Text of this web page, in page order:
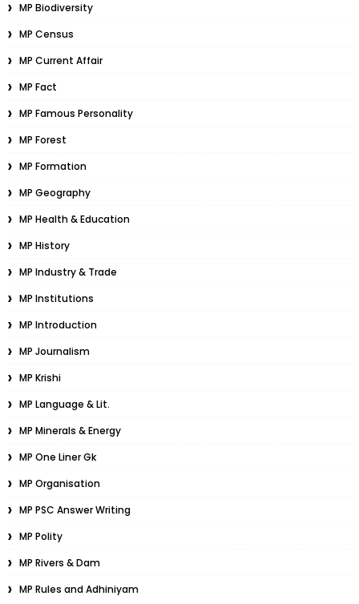
MP Biodiversity
MP Census
MP Current Affair
MP Fact
MP Famous Personality
MP Forest
MP Formation
MP Geography
MP Health & Education
MP History
MP Industry & Trade
MP Institutions
MP Introduction
MP Journalism
MP Krishi
MP Language & Lit.
MP Minerals & Energy
MP One Liner Gk
MP Organisation
MP PSC Answer Writing
MP Polity
MP Rivers & Dam
MP Rules and Adhiniyam